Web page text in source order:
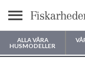
Meny
ALLA VÅRA
HUSMODELLER